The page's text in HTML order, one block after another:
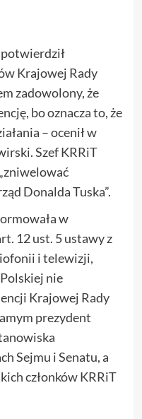
Krajowej Rady
zadowolony, że
bo oznacza to, że
– ocenił w
Szef KRRiT
Donalda Tuska”.
w
12 ust. 5 ustawy z
i telewizji,
nie
Krajowej Rady
prezydent
Sejmu i Senatu, a
członków KRRiT